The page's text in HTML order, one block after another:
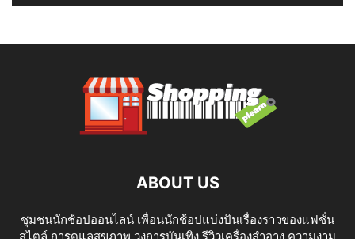
ABOUT US
ชุมชนนักช้อปออนไลน์ เพื่อนนักช้อปแบ่งปันเรื่องราวของแฟชั่น
สไตล์ การดูแลสุขภาพ วงการบันเทิง รีวิวเครื่องสำอาง ความงาม